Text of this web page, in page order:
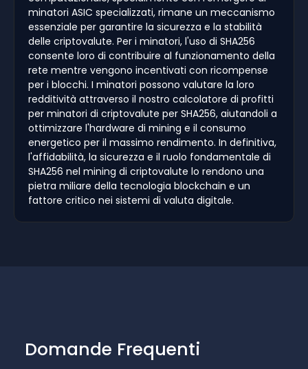
minatori ASIC specializzati, rimane un meccanismo
essenziale per garantire la sicurezza e la stabilità
delle criptovalute. Per i minatori, l'uso di SHA256
consente loro di contribuire al funzionamento della
rete mentre vengono incentivati con ricompense
per i blocchi. I minatori possono valutare la loro
redditività attraverso il nostro calcolatore di profitti
per minatori di criptovalute per SHA256, aiutandoli a
ottimizzare l'hardware di mining e il consumo
energetico per il massimo rendimento. In definitiva,
l'affidabilità, la sicurezza e il ruolo fondamentale di
SHA256 nel mining di criptovalute lo rendono una
pietra miliare della tecnologia blockchain e un
fattore critico nei sistemi di valuta digitale.
Domande Frequenti